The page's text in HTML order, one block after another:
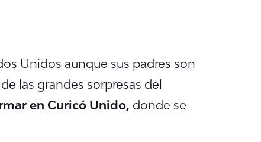
Unidos aunque sus padres son
las grandes sorpresas del
en Curicó Unido, donde se